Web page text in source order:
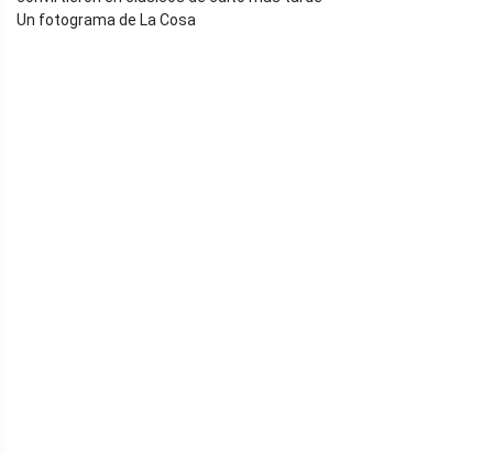
Un fotograma de La Cosa